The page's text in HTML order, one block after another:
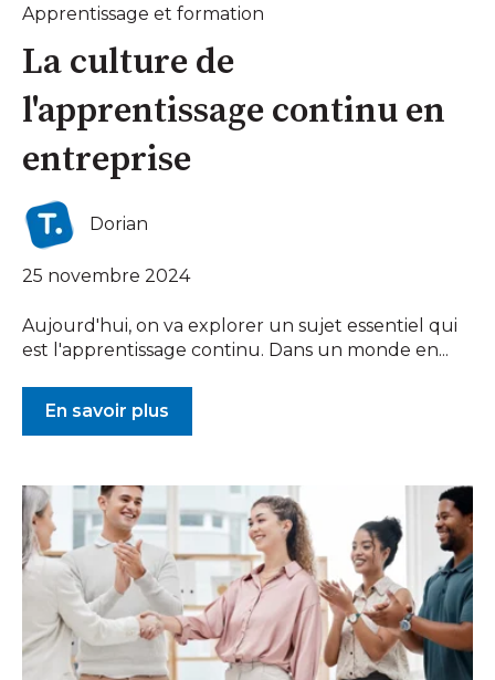
Apprentissage et formation
La culture de
l'apprentissage continu en
entreprise
Dorian
25 novembre 2024
Aujourd'hui, on va explorer un sujet essentiel qui
est l'apprentissage continu. Dans un monde en...
En savoir plus